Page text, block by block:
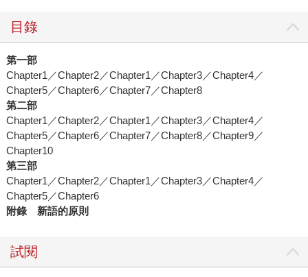
目錄
第一部
Chapter1／Chapter2／Chapter1／Chapter3／Chapter4／
Chapter5／Chapter6／Chapter7／Chapter8
第二部
Chapter1／Chapter2／Chapter1／Chapter3／Chapter4／
Chapter5／Chapter6／Chapter7／Chapter8／Chapter9／
Chapter10
第三部
Chapter1／Chapter2／Chapter1／Chapter3／Chapter4／
Chapter5／Chapter6
附錄 新語的原則
試閱